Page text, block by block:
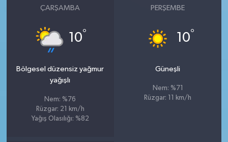
ÇARŞAMBA
10°
Bölgesel düzensiz yağmur
yağışlı
Nem: %76
Rüzgar: 21 km/h
Yağış Olasılığı: %82
PERŞEMBE
10°
Güneşli
Nem: %71
Rüzgar: 11 km/h